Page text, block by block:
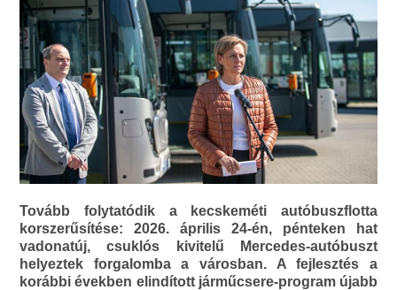
Tovább folytatódik a kecskeméti autóbuszflotta
korszerűsítése: 2026. április 24-én, pénteken hat
vadonatúj, csuklós kivitelű Mercedes-autóbuszt
helyeztek forgalomba a városban. A fejlesztés a
korábbi években elindított járműcsere-program újabb